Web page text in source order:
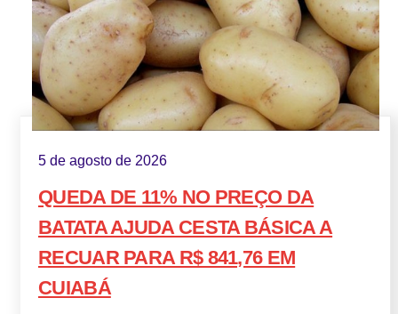
5 de agosto de 2026
QUEDA DE 11% NO PREÇO DA
BATATA AJUDA CESTA BÁSICA A
RECUAR PARA R$ 841,76 EM
CUIABÁ